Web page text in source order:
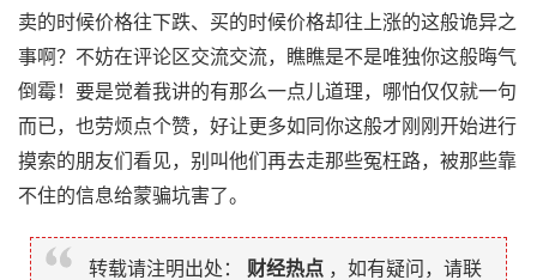
卖的时候价格往下跌、买的时候价格却往上涨的这般诡异之
事啊？不妨在评论区交流交流，瞧瞧是不是唯独你这般晦气
倒霉！要是觉着我讲的有那么一点儿道理，哪怕仅仅就一句
而已，也劳烦点个赞，好让更多如同你这般才刚刚开始进行
摸索的朋友们看见，别叫他们再去走那些冤枉路，被那些靠
不住的信息给蒙骗坑害了。
转载请注明出处： 财经热点 ，如有疑问，请联